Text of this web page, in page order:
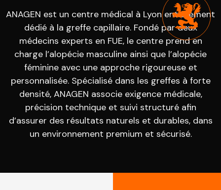
ANAGEN est un centre médical à Lyon entièrement
dédié à la greffe capillaire. Fondé par deux
médecins experts en FUE, le centre prend en
charge l’alopécie masculine ainsi que l’alopécie
féminine avec une approche rigoureuse et
personnalisée. Spécialisé dans les greffes à forte
densité, ANAGEN associe exigence médicale,
précision technique et suivi structuré afin
d’assurer des résultats naturels et durables, dans
un environnement premium et sécurisé.